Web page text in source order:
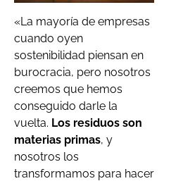
«La mayoría de empresas
cuando oyen
sostenibilidad piensan en
burocracia, pero nosotros
creemos que hemos
conseguido darle la
vuelta. Los residuos son
materias primas, y
nosotros los
transformamos para hacer